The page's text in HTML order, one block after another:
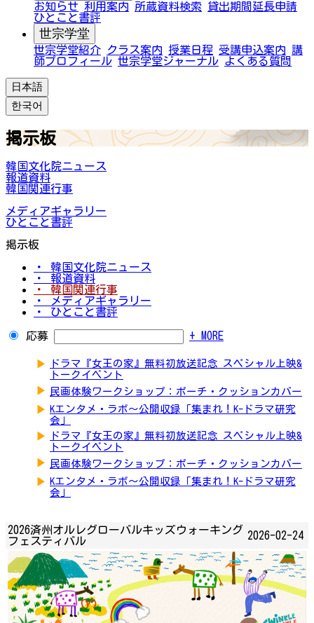
お知らせ 利用案内 所蔵資料検索
貸出期間延長申請
ひとこと書評
世宗学堂
世宗学堂紹介 クラス案内 授業日程 受講申込案内 講
師プロフィール 世宗学堂ジャーナル よくある質問
日本語
한국어
掲示板
韓国文化院ニュース
報道資料
韓国関連行事
メディアギャラリー
ひとこと書評
掲示板
・ 韓国文化院ニュース
・ 報道資料
・ 韓国関連行事
・ メディアギャラリー
・ ひとこと書評
応募 + MORE
▶
ドラマ『女王の家』無料初放送記念 スペシャル上映&
トークイベント
▶ 民画体験ワークショップ：ポーチ・クッションカバー
▶ Kエンタメ・ラボ～公開収録「集まれ！K-ドラマ研究
会」
▶
ドラマ『女王の家』無料初放送記念 スペシャル上映&
トークイベント
▶ 民画体験ワークショップ：ポーチ・クッションカバー
▶ Kエンタメ・ラボ～公開収録「集まれ！K-ドラマ研究
会」
2026済州オルレグローバルキッズウォーキング
フェスティバル
2026-02-24